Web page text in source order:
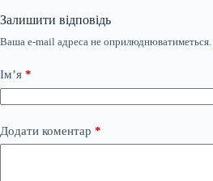
Залишити відповідь
Ваша e-mail адреса не оприлюднюватиметься.
Ім’я *
Додати коментар *